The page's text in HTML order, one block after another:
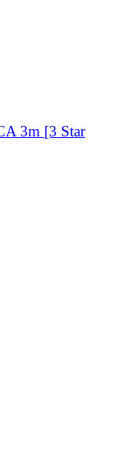
3m [3 Star